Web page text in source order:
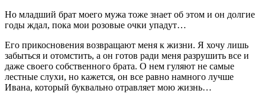
Но младший брат моего мужа тоже знает об этом и он долгие
годы ждал, пока мои розовые очки упадут…
Его прикосновения возвращают меня к жизни. Я хочу лишь
забыться и отомстить, а он готов ради меня разрушить все и
даже своего собственного брата. О нем гуляют не самые
лестные слухи, но кажется, он все равно намного лучше
Ивана, который буквально отравляет мою жизнь…